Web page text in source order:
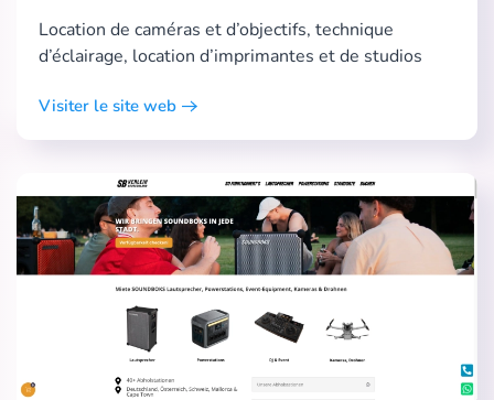
Location de caméras et d’objectifs, technique
d’éclairage, location d’imprimantes et de studios
Visiter le site web